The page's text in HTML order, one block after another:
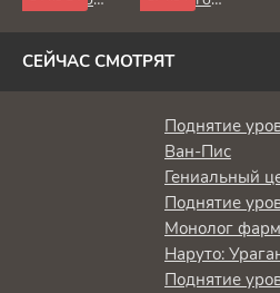
Приёмная
дочь лорда
СЕЙЧАС СМОТРЯТ
Ван-Пис
Поднятие
Монолог
Наруто: